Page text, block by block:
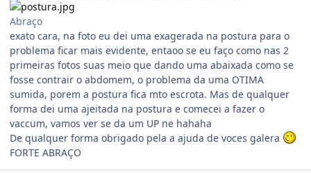
Abraço
exato cara, na foto eu dei uma exagerada na postura para o
problema ficar mais evidente, entaoo se eu faço como nas 2
primeiras fotos suas meio que dando uma abaixada como se
fosse contrair o abdomem, o problema da uma OTIMA
sumida, porem a postura fica mto escrota. Mas de qualquer
forma dei uma ajeitada na postura e comecei a fazer o
vaccum, vamos ver se da um UP ne hahaha
De qualquer forma obrigado pela a ajuda de voces galera
FORTE ABRAÇO